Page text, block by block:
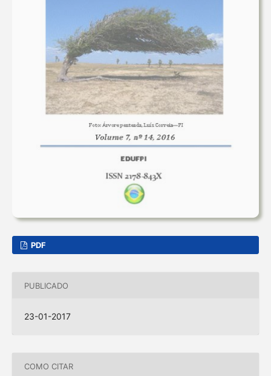
PDF
PUBLICADO
23-01-2017
COMO CITAR